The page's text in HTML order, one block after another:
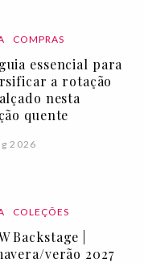
COMPRAS
essencial para
a rotação
nesta
quente
2026
COLEÇÕES
Backstage |
verão 2027